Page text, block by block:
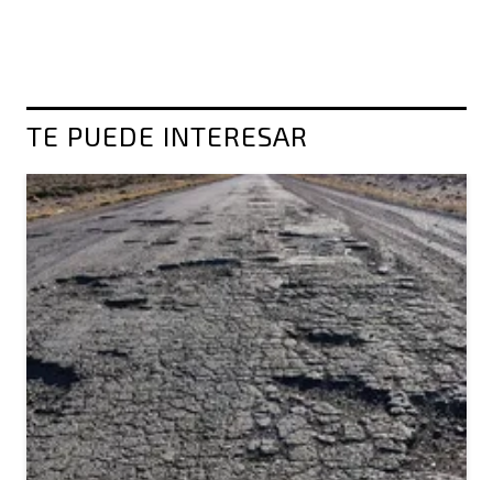
TE PUEDE INTERESAR